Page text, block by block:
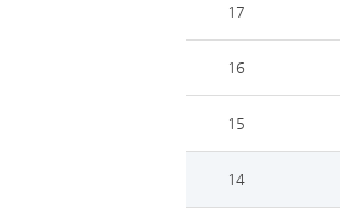
17
16
15
14